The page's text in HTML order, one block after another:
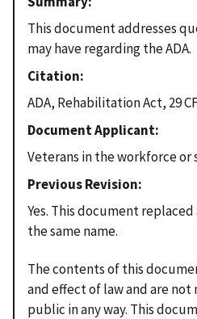
This document addresses
may have regarding the ADA.
Citation
ADA, Rehabilitation Act, 29
Document Applicant
Veterans in the workforce or
Previous Revision
Yes. This document
the same name.
The contents of this
and effect of law and are
public in any way. This